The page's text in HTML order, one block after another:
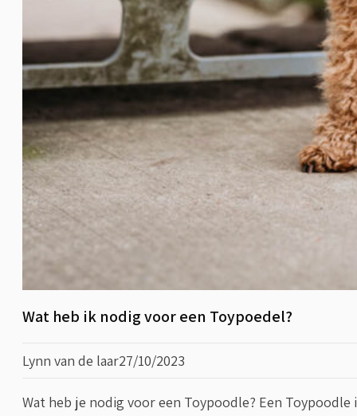
Wat heb ik nodig voor een Toypoedel?
Lynn van de laar27/10/2023
Wat heb je nodig voor een Toypoodle? Een